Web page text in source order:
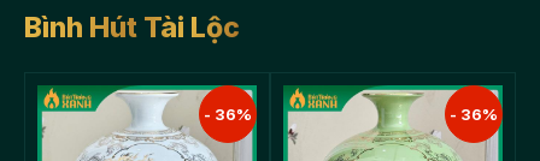
Bình Hút Tài Lộc
- 36% - 36%